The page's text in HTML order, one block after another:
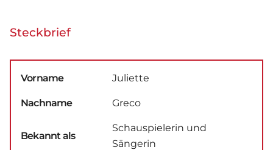
Steckbrief
Vorname Juliette
Nachname Greco
Bekannt als
Schauspielerin und
Sängerin